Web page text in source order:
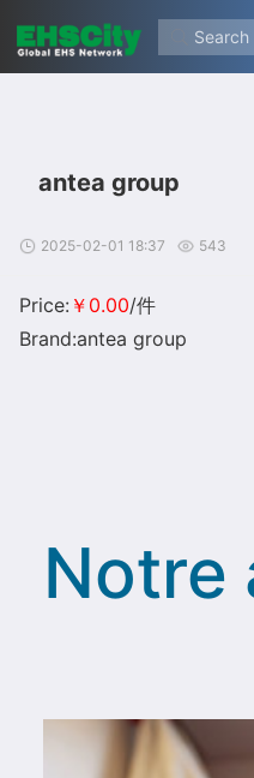
Search
antea group
2025-02-01 18:37 543
Price: ￥0.00/件
Brand:antea group
Notre